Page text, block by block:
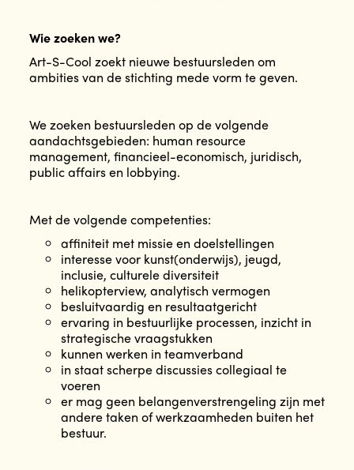
Wie zoeken we?
Art-S-Cool zoekt nieuwe bestuursleden om
ambities van de stichting mede vorm te geven.
We zoeken bestuursleden op de volgende
aandachtsgebieden: human resource
management, financieel-economisch, juridisch,
public affairs en lobbying.
Met de volgende competenties:
affiniteit met missie en doelstellingen
interesse voor kunst(onderwijs), jeugd,
inclusie, culturele diversiteit
helikopterview, analytisch vermogen
besluitvaardig en resultaatgericht
ervaring in bestuurlijke processen, inzicht in
strategische vraagstukken
kunnen werken in teamverband
in staat scherpe discussies collegiaal te
voeren
er mag geen belangenverstrengeling zijn met
andere taken of werkzaamheden buiten het
bestuur.